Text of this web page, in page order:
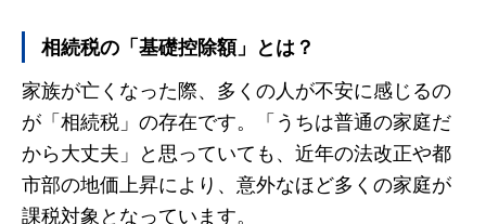
相続税の「基礎控除額」とは？
家族が亡くなった際、多くの人が不安に感じるの
が「相続税」の存在です。「うちは普通の家庭だ
から大丈夫」と思っていても、近年の法改正や都
市部の地価上昇により、意外なほど多くの家庭が
課税対象となっています。